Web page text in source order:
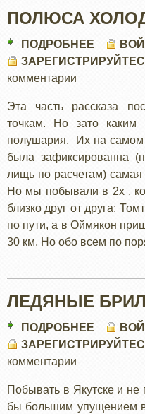
ПОЛЮСА
ПОДРОБНЕЕ
комментарии
Эта часть рассказа
точкам. Но зато
полушария. Их на самом
была зафиксированна
лищь по расчетам) самая
Но мы побывали в 2х ,
близко друг от друга:
по пути, а в Оймякон
30 км. Но обо всем по
ЛЕДЯНЫЕ
ПОДРОБНЕЕ
комментарии
Побывать в Якутске и не
бы большим упущением